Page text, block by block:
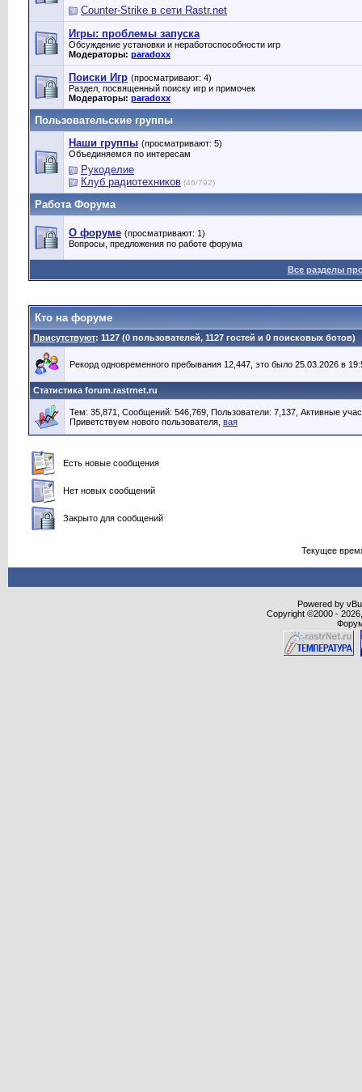
Counter-Strike в сети Rastr.net
Игры: проблемы запуска
Обсуждение установки и неработоспособности игр
Модераторы: paradoxx
Поиски Игр (просматривают: 4)
Раздел, посвященный поиску игр и примочек
Модераторы: paradoxx
Пользовательские группы
Наши группы (просматривают: 5)
Объединяемся по интересам
Рукоделие
Клуб радиотехников (46/792)
Работа Форума
О форуме (просматривают: 1)
Вопросы, предложения по работе форума
Все разделы
Кто на форуме
Присутствуют: 1127 (0 пользователей, 1127 гостей и 0 поисковых ботов)
Рекорд одновременного пребывания 12,447, это было 25.03.2026 в
Статистика forum.rastrnet.ru
Тем: 35,871, Сообщений: 546,769, Пользователи: 7,137, Активные
Приветствуем нового пользователя, вая
Есть новые сообщения
Нет новых сообщений
Закрыто для сообщений
Текущее
Powered by
Copyright ©2000 -